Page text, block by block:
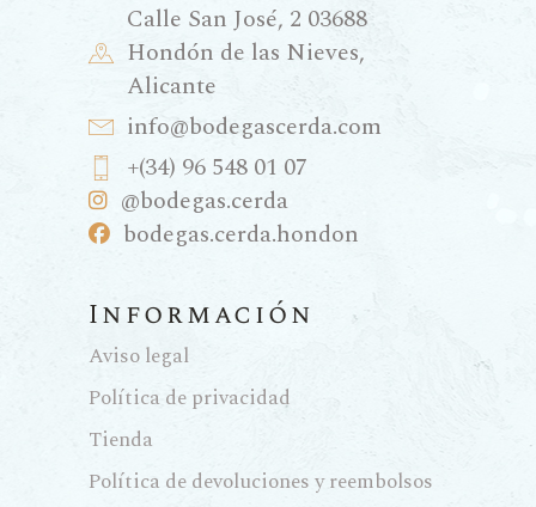
Calle San José, 2 03688
Hondón de las Nieves,
Alicante
info@bodegascerda.com
+(34) 96 548 01 07
@bodegas.cerda
bodegas.cerda.hondon
Información
Aviso legal
Política de privacidad
Tienda
Política de devoluciones y reembolsos